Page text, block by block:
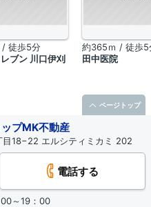
徒歩5分
ブン 川口伊刈
約365ｍ / 徒歩5
田中医院
プMK不動産
18−22 エルシティミカミ 202
電話する
～19：00
ページトップ